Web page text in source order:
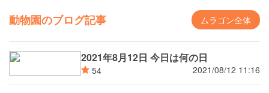
動物園のブログ記事 ムラゴン全体
2021年8月12日 今日は何の日
54 2021/08/12 11:16